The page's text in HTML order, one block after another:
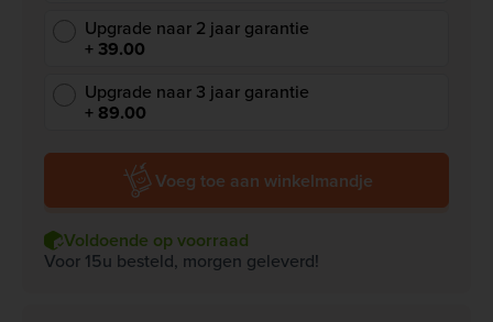
Upgrade naar 2 jaar garantie
+ 39.00
Upgrade naar 3 jaar garantie
+ 89.00
Voeg toe aan winkelmandje
Voldoende op voorraad
Voor 15u besteld, morgen geleverd!